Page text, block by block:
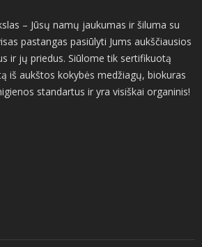
– Jūsų namų jaukumas ir šiluma su
pastangas pasiūlyti Jums aukščiausios
ir jų priedus. Siūlome tik sertifikuotą
iš aukštos kokybės medžiagų, biokuras
standartus ir yra visiškai organinis!